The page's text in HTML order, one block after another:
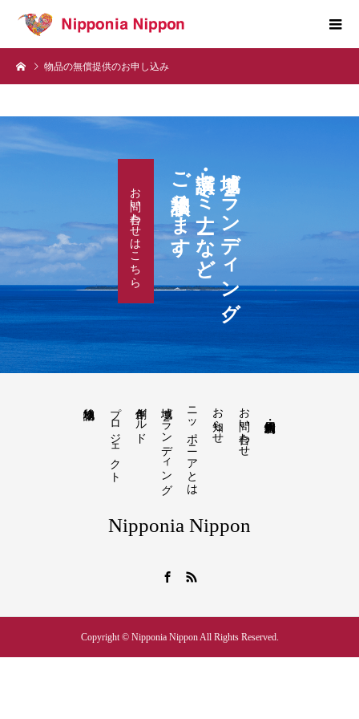
物品の無償提供のお申し込み
地域ブランディング、
講演・セミナーなど、
ご相談承ります。
お問い合わせはこちら
お問い合わせ
お知らせ
ニッポニアとは
地域ブランディング
創作ギルド
プロジェクト
地域物語り
Nipponia Nippon
Copyright © Nipponia Nippon All Rights Reserved.